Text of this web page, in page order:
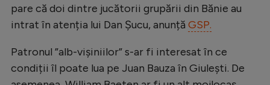
Natație
Gimnastică
pare că doi dintre jucătorii grupării din Bănie au
intrat în atenția lui Dan Șucu, anunță GSP.
Patronul ”alb-vișiniilor” s-ar fi interesat în ce
condiții îl poate lua pe Juan Bauza în Giulești. De